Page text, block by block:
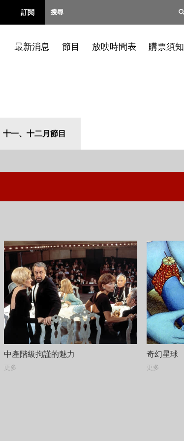
訂閱
最新消息 節目 放映時間表 購票須知
十一、十二月節目
中產階級拘謹的魅力
更多
奇幻星球
更多